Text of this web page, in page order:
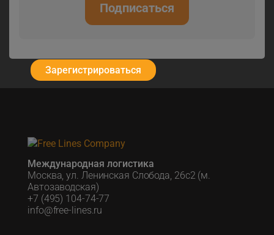
Подписаться
Международная логистика
Москва, ул. Ленинская Слобода, 26с2 (м.
Автозаводская)
+7 (495) 104-74-77
info@free-lines.ru
Зарегистрироваться